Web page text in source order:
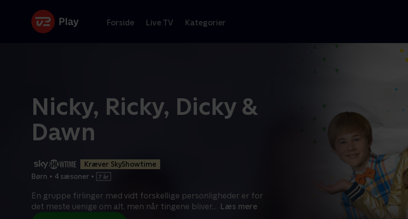
Forside Live TV Kategorier
Nicky, Ricky, Dicky &
Dawn
Kræver SkyShowtime
Børn • 4 sæsoner •
En gruppe firlinger med vidt forskellige personligheder er for
det meste uenige om alt, men når tingene bliver... Læs mere